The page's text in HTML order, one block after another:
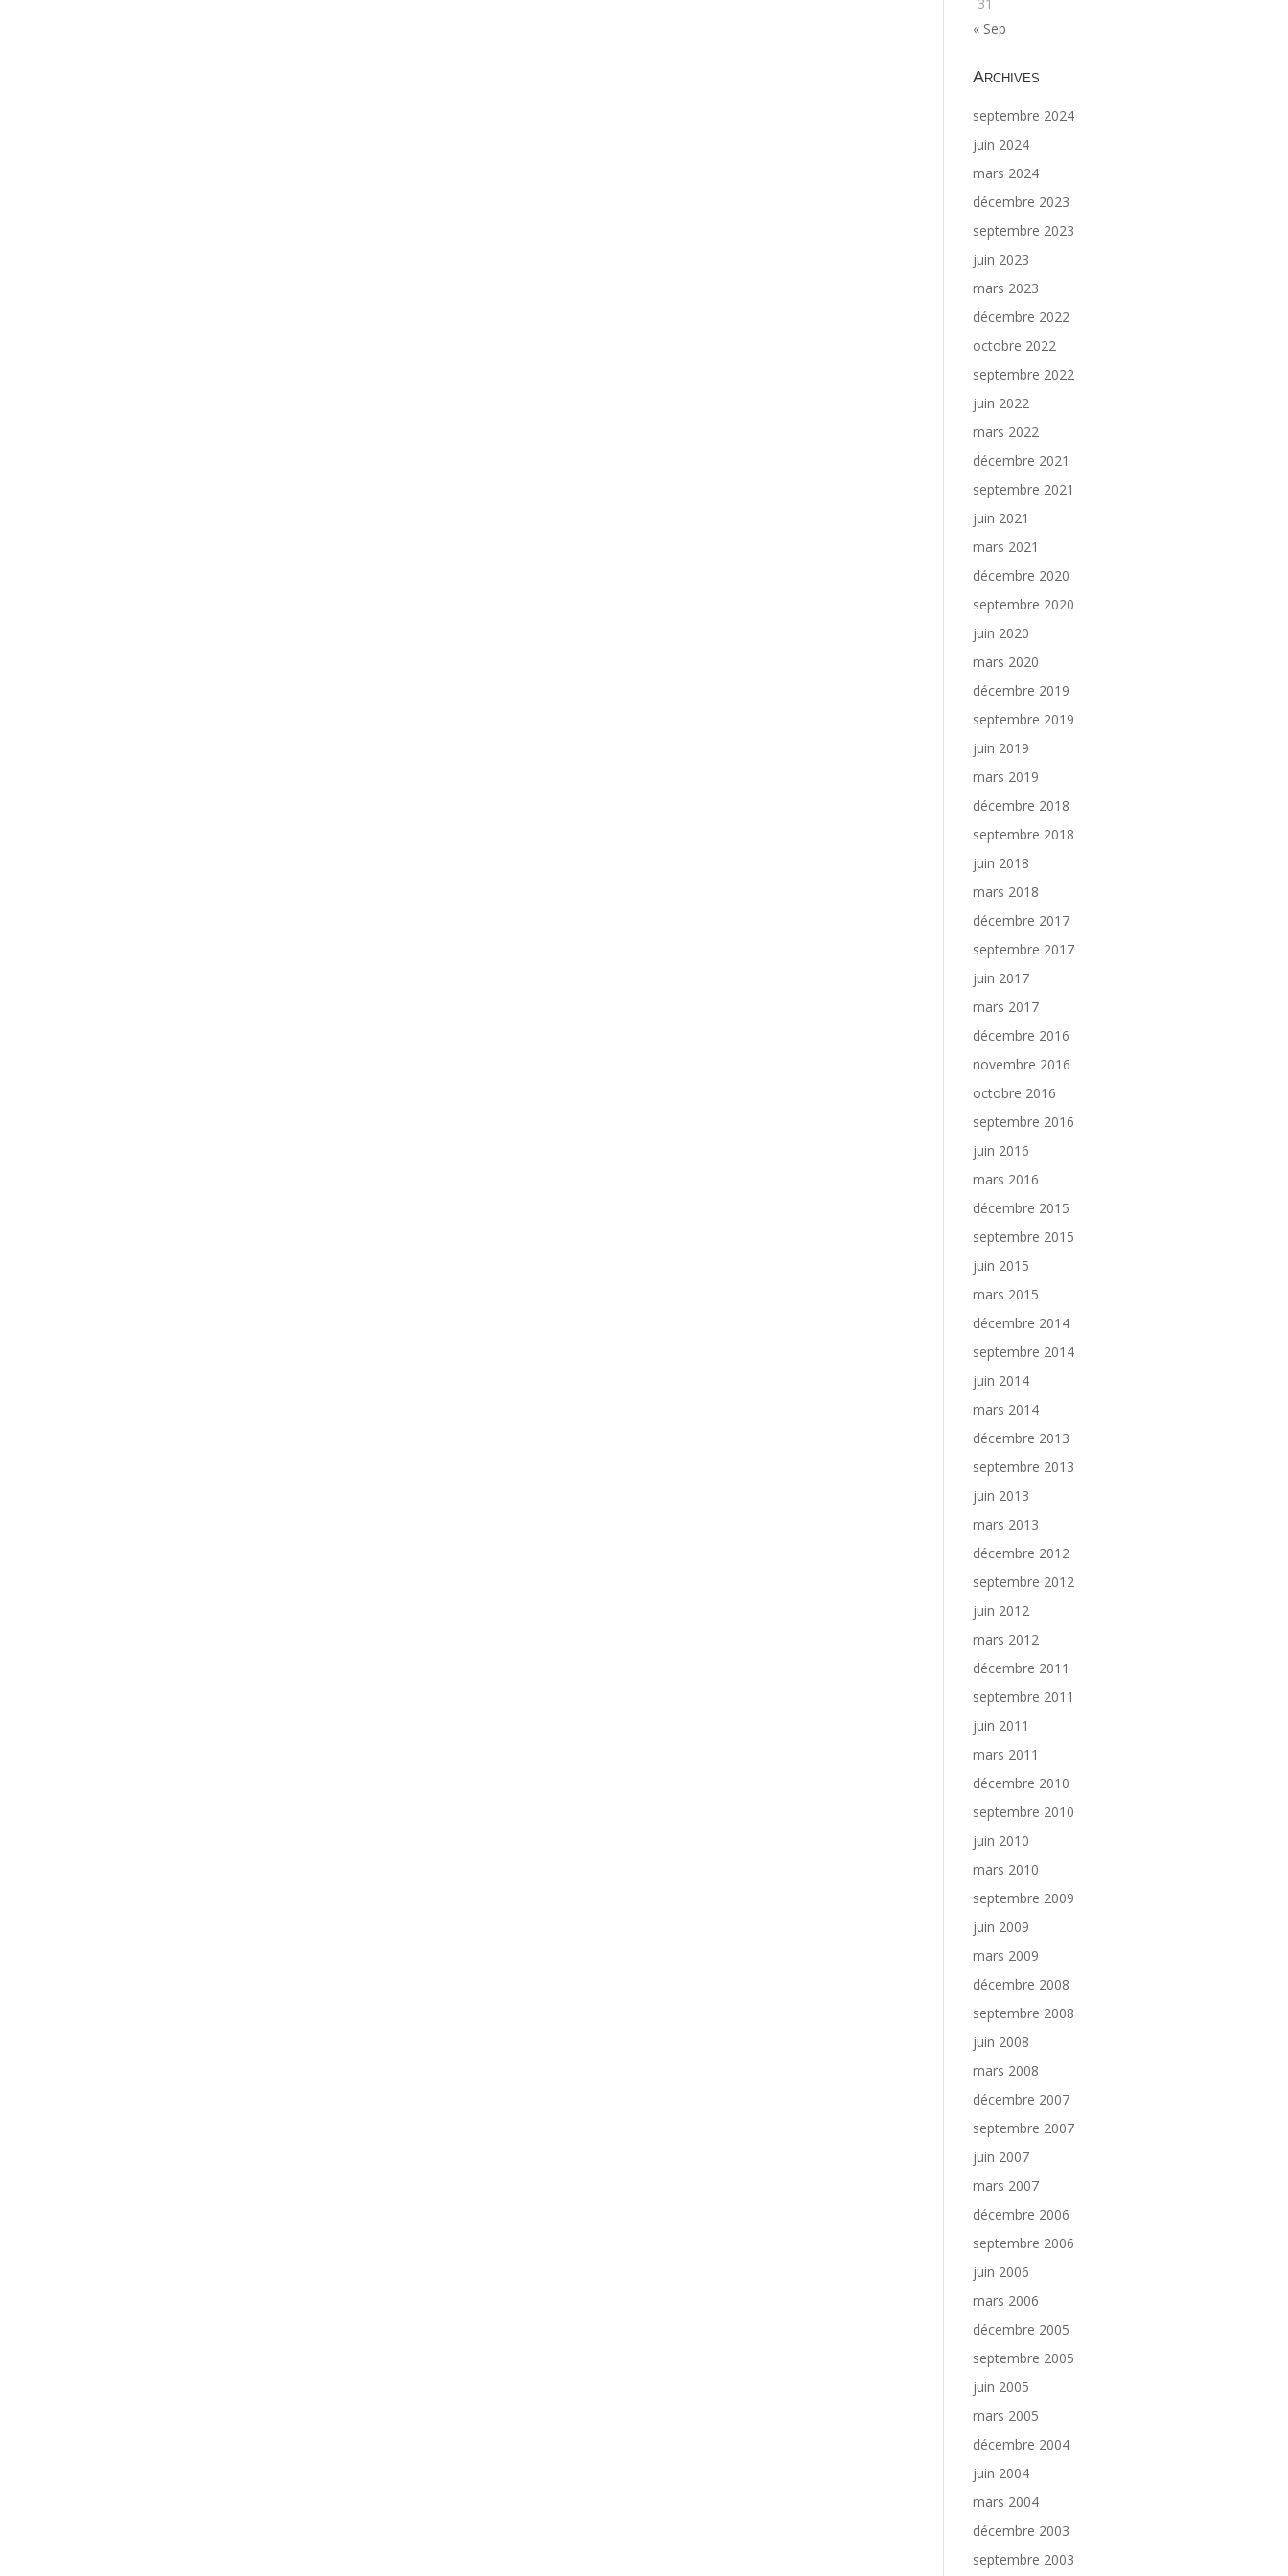
« Sep
Archives
septembre 2024
juin 2024
mars 2024
décembre 2023
septembre 2023
juin 2023
mars 2023
décembre 2022
octobre 2022
septembre 2022
juin 2022
mars 2022
décembre 2021
septembre 2021
juin 2021
mars 2021
décembre 2020
septembre 2020
juin 2020
mars 2020
décembre 2019
septembre 2019
juin 2019
mars 2019
décembre 2018
septembre 2018
juin 2018
mars 2018
décembre 2017
septembre 2017
juin 2017
mars 2017
décembre 2016
novembre 2016
octobre 2016
septembre 2016
juin 2016
mars 2016
décembre 2015
septembre 2015
juin 2015
mars 2015
décembre 2014
septembre 2014
juin 2014
mars 2014
décembre 2013
septembre 2013
juin 2013
mars 2013
décembre 2012
septembre 2012
juin 2012
mars 2012
décembre 2011
septembre 2011
juin 2011
mars 2011
décembre 2010
septembre 2010
juin 2010
mars 2010
septembre 2009
juin 2009
mars 2009
décembre 2008
septembre 2008
juin 2008
mars 2008
décembre 2007
septembre 2007
juin 2007
mars 2007
décembre 2006
septembre 2006
juin 2006
mars 2006
décembre 2005
septembre 2005
juin 2005
mars 2005
décembre 2004
juin 2004
mars 2004
décembre 2003
septembre 2003